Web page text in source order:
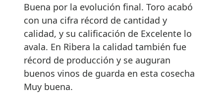
Buena por la evolución final. Toro acabó
con una cifra récord de cantidad y
calidad, y su calificación de Excelente lo
avala. En Ribera la calidad también fue
récord de producción y se auguran
buenos vinos de guarda en esta cosecha
Muy buena.